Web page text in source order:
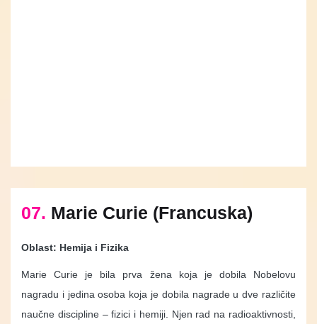
07. Marie Curie (Francuska)
Oblast: Hemija i Fizika
Marie Curie je bila prva žena koja je dobila Nobelovu
nagradu i jedina osoba koja je dobila nagrade u dve različite
naučne discipline – fizici i hemiji. Njen rad na radioaktivnosti,